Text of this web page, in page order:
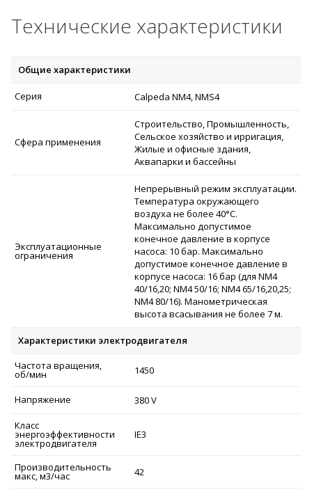
Технические характеристики
Общие характеристики
Серия Calpeda NM4, NMS4
Сфера применения
Строительство, Промышленность,
Сельское хозяйство и ирригация,
Жилые и офисные здания,
Аквапарки и бассейны
Эксплуатационные
ограничения
Непрерывный режим эксплуатации.
Температура окружающего
воздуха не более 40°C.
Максимально допустимое
конечное давление в корпусе
насоса: 10 бар. Максимально
допустимое конечное давление в
корпусе насоса: 16 бар (для NM4
40/16,20; NM4 50/16; NM4 65/16,20,25;
NM4 80/16). Манометрическая
высота всасывания не более 7 м.
Характеристики электродвигателя
Частота вращения,
об/мин 1450
Напряжение
380 V
Класс
энергоэффективности
электродвигателя
IE3
Производительность
макс, м3/час 42